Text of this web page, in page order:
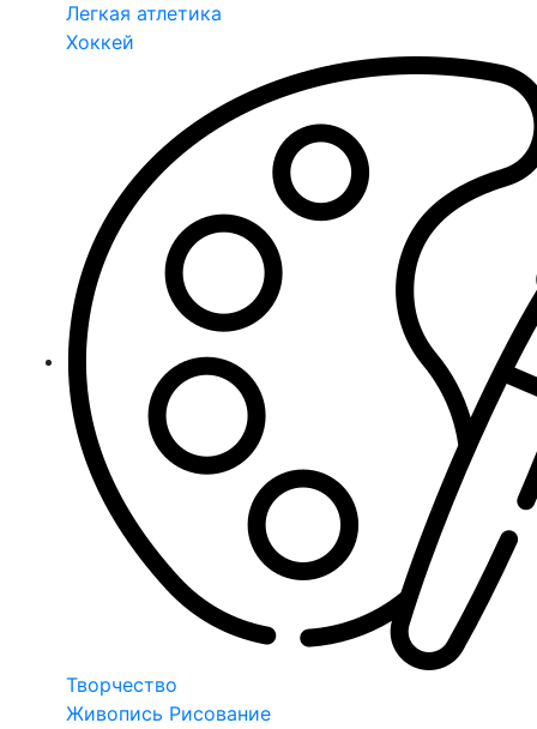
Легкая атлетика
Хоккей
Творчество
Живопись Рисование